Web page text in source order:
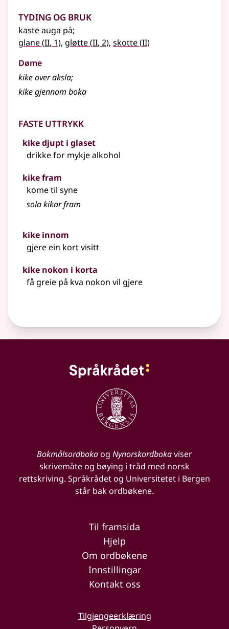
Tyding og bruk
kaste auga på;
glane(2
II, 1), gløtte(2
II, 2), skotte(2
II)
Døme
kikeover aksla;
kikegjennom boka
Faste uttrykk
kike djupt i glaset
drikke for mykje alkohol
kike fram
kome til syne
sola kikar fram
kike innom
gjere ein kort visitt
kike nokon i korta
få greie på kva nokon vil gjere
Bokmålsordbokaog Nynorskordbokaviser
skrivemåte og bøying i tråd med norsk
rettskriving. Språkrådet og Universitetet i Bergen
står bak ordbøkene.
Til framsida
Hjelp
Om ordbøkene
Innstillingar
Kontakt oss
Tilgjengeerklæring